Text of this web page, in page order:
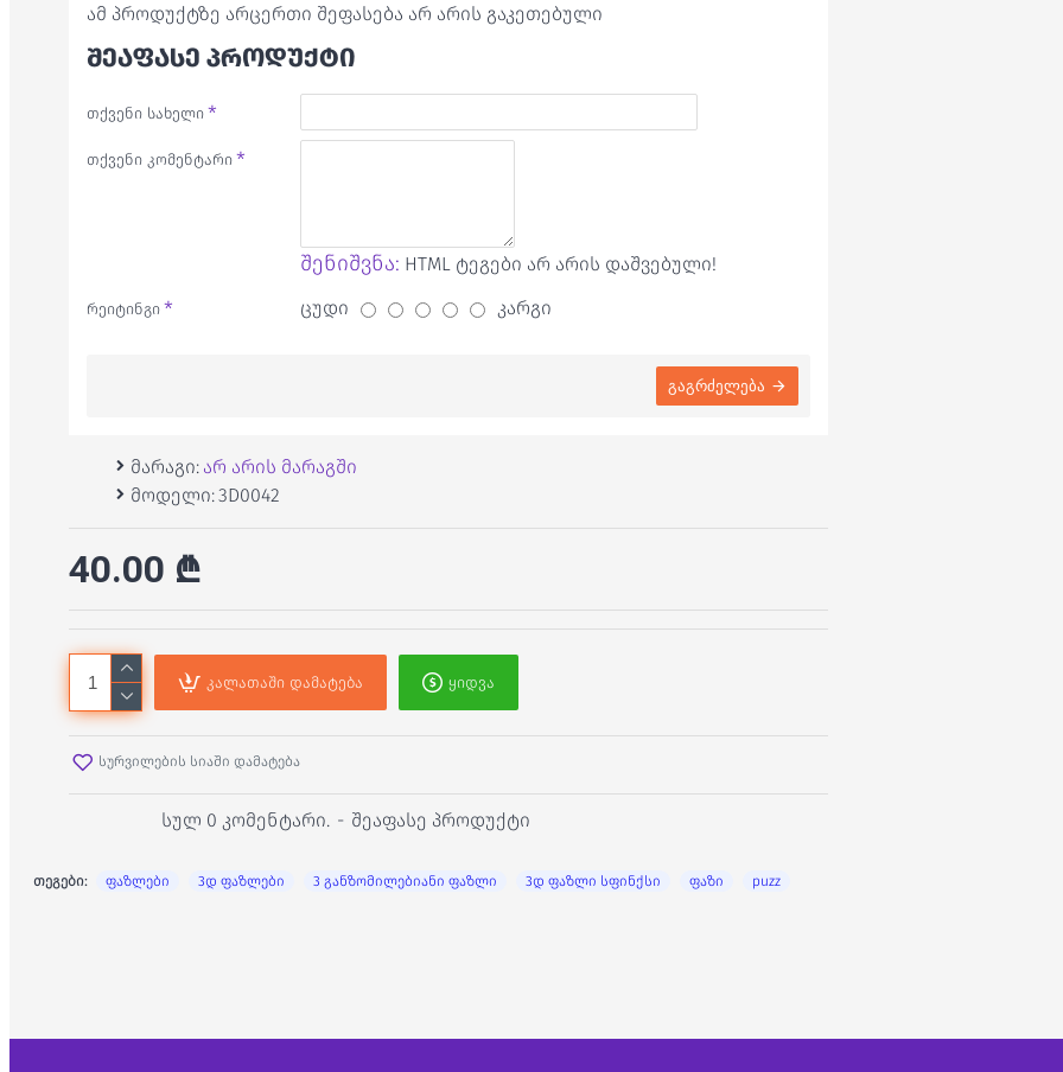
ამ პროდუქტზე არცერთი შეფასება არ არის გაკეთებული
ᲨᲔᲐᲤᲐᲡᲔ ᲞᲠᲝᲓᲣᲥᲢᲘ
თქვენი სახელი
თქვენი კომენტარი
შენიშვნა: HTML ტეგები არ არის დაშვებული!
რეიტინგი ცუდი კარგი
გაგრძელება
მარაგი: არ არის მარაგში
მოდელი:3D0042
სულ 0 კომენტარი. - შეაფასე პროდუქტი
40.00 ₾
კალათაში დამატება ყიდვა
სურვილების სიაში დამატება
თეგები: ფაზლები 3დ ფაზლები 3 განზომილებიანი ფაზლი 3დ ფაზლი სფინქსი ფაზი puzz